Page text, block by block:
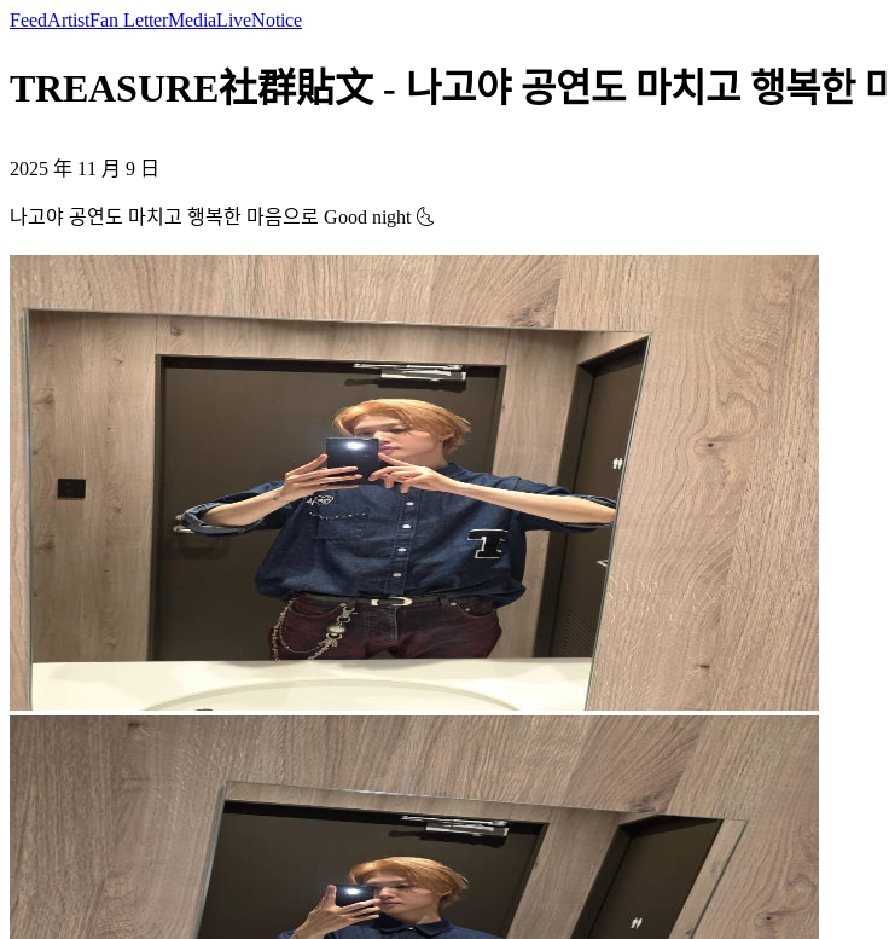
FeedArtistFan LetterMediaLiveNotice
TREASURE社群貼文 - 나고야 공연도 마치고 행복한
2025 年 11 月 9 日
나고야 공연도 마치고 행복한 마음으로 Good night 🌜